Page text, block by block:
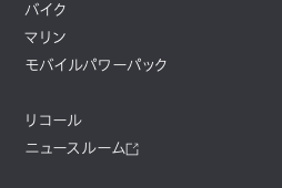
バイク
マリン
モバイルパワーパック
リコール
ニュースルーム